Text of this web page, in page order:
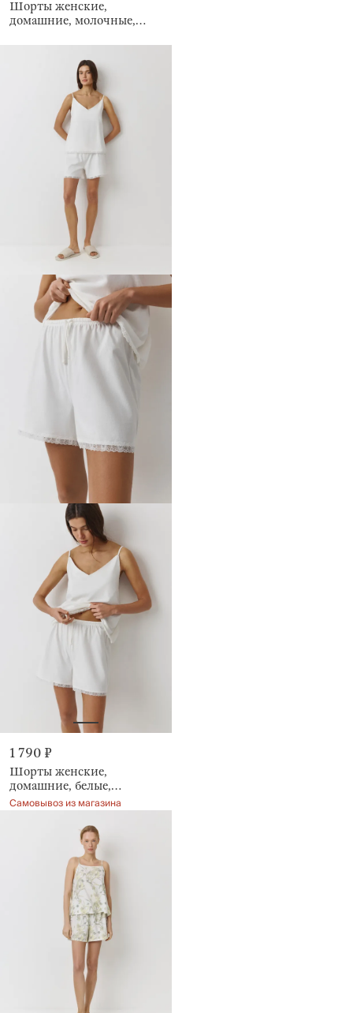
Шорты женские,
домашние, молочные,
1 790 ₽
Шорты женские,
домашние, белые,
Mirandea
Самовывоз из магазина